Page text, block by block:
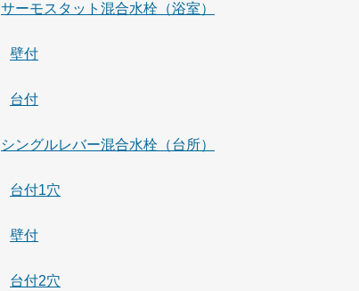
サーモスタット混合水栓（浴室）
壁付
台付
シングルレバー混合水栓（台所）
台付1穴
壁付
台付2穴